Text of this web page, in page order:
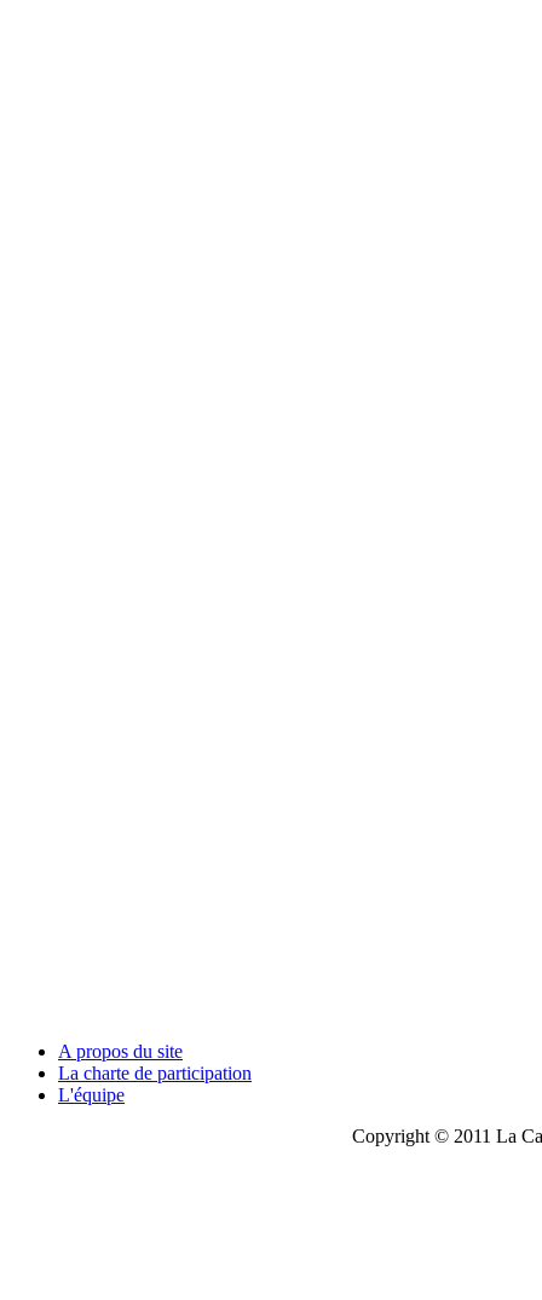
A propos du site
La charte de participation
L'équipe
Copyright © 2011 La